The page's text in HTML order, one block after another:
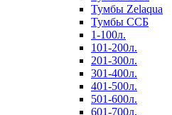
Тумбы Zelaqua
Тумбы ССБ
1-100л.
101-200л.
201-300л.
301-400л.
401-500л.
501-600л.
601-700л.